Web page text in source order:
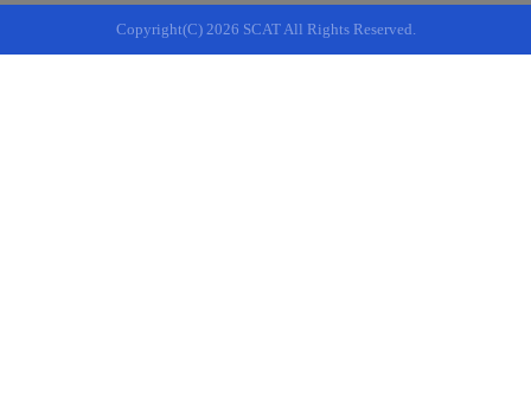
Copyright(C) 2026 SCAT All Rights Reserved.